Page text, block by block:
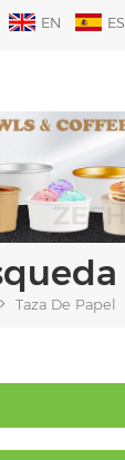
EN ES
Taza De Papel